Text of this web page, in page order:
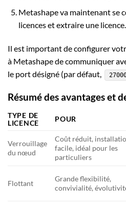
Metashape va maintenant se
licences et extraire une licence.
Il est important de configurer
à Metashape de communiquer
le port désigné (par défaut,
Résumé des avantages et
TYPE DE
LICENCE
POUR
Verrouillage
du nœud
Coût réduit,
facile, idéal pour les
particuliers
Flottant
Grande flexibilité,
convivialité,